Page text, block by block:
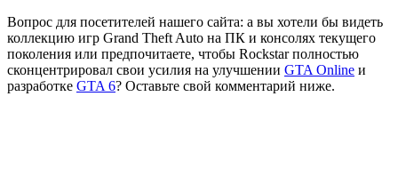
Вопрос для посетителей нашего сайта: а вы хотели бы видеть
коллекцию игр Grand Theft Auto на ПК и консолях текущего
поколения или предпочитаете, чтобы Rockstar полностью
сконцентрировал свои усилия на улучшении GTA Online и
разработке GTA 6? Оставьте свой комментарий ниже.